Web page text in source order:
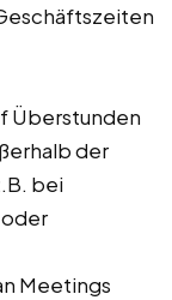
Überstunden
der
bei
Meetings